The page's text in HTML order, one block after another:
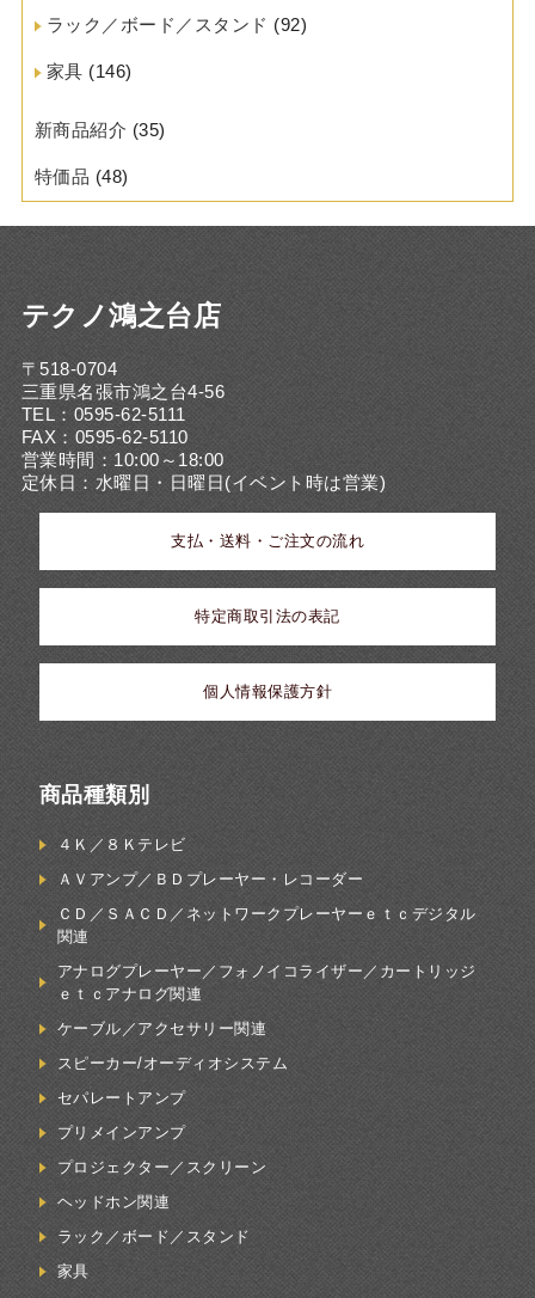
ラック／ボード／スタンド (92)
家具 (146)
新商品紹介 (35)
特価品 (48)
テクノ鴻之台店
〒518-0704
三重県名張市鴻之台4-56
TEL：0595-62-5111
FAX：0595-62-5110
営業時間：10:00～18:00
定休日：水曜日・日曜日(イベント時は営業)
支払・送料・ご注文の流れ
特定商取引法の表記
個人情報保護方針
商品種類別
４Ｋ／８Ｋテレビ
ＡＶアンプ／ＢＤプレーヤー・レコーダー
ＣＤ／ＳＡＣＤ／ネットワークプレーヤーｅｔｃデジタル
関連
アナログプレーヤー／フォノイコライザー／カートリッジ
ｅｔｃアナログ関連
ケーブル／アクセサリー関連
スピーカー/オーディオシステム
セパレートアンプ
プリメインアンプ
プロジェクター／スクリーン
ヘッドホン関連
ラック／ボード／スタンド
家具